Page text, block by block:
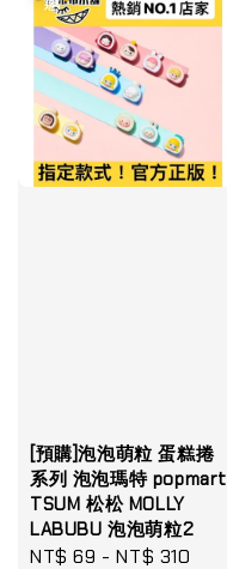
[預購]泡泡萌粒 蛋糕捲
系列 泡泡瑪特 popmart
TSUM 松松 MOLLY
LABUBU 泡泡萌粒2
Sale
NT$ 69 -NT$ 310